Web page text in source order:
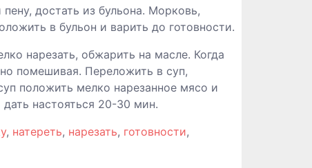
достать из бульона. Морковь,
в бульон и варить до готовности.
нарезать, обжарить на масле. Когда
помешивая. Переложить в суп,
положить мелко нарезанное мясо и
настояться 20-30 мин.
, натереть, нарезать, готовности,